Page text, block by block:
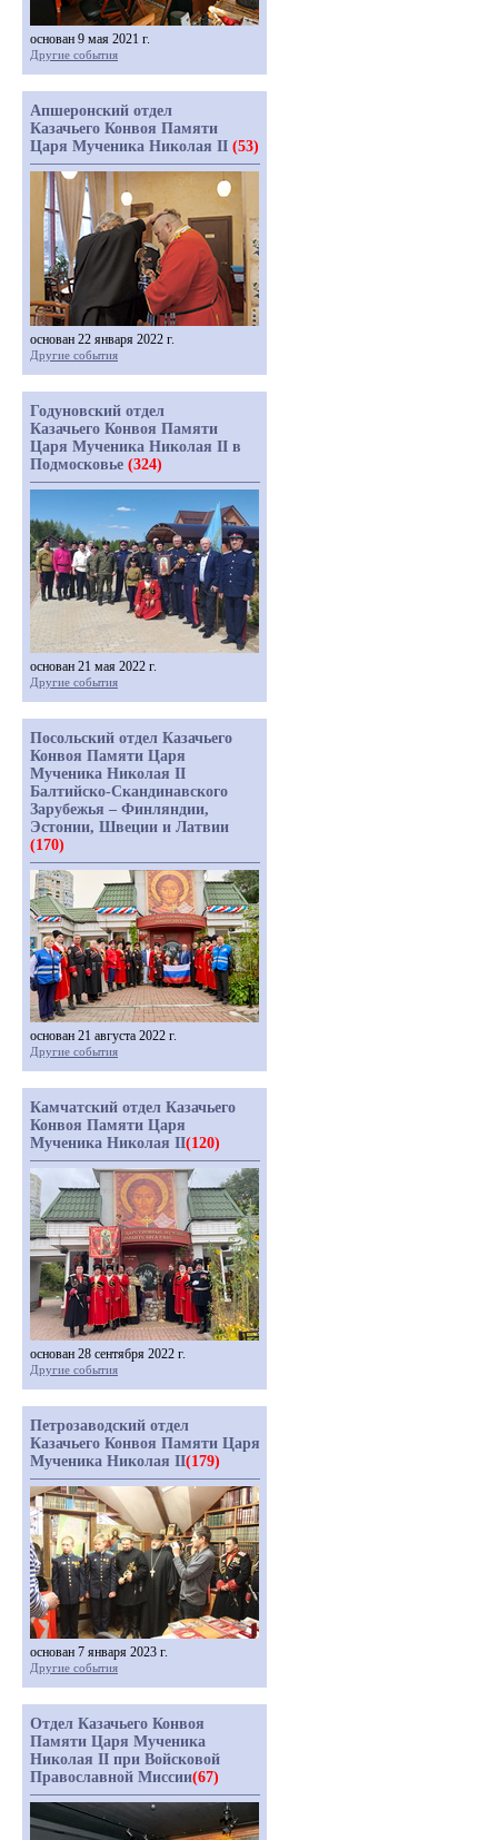
основан 9 мая 2021 г.
Другие события
Апшеронский отдел
Казачьего Конвоя Памяти
Царя Мученика Николая II (53)
основан 22 января 2022 г.
Другие события
Годуновский отдел
Казачьего Конвоя Памяти
Царя Мученика Николая II в
Подмосковье (324)
основан 21 мая 2022 г.
Другие события
Посольский отдел Казачьего
Конвоя Памяти Царя
Мученика Николая II
Балтийско-Скандинавского
Зарубежья – Финляндии,
Эстонии, Швеции и Латвии
(170)
основан 21 августа 2022 г.
Другие события
Камчатский отдел Казачьего
Конвоя Памяти Царя
Мученика Николая II(120)
основан 28 сентября 2022 г.
Другие события
Петрозаводский отдел
Казачьего Конвоя Памяти Царя
Мученика Николая II(179)
основан 7 января 2023 г.
Другие события
Отдел Казачьего Конвоя
Памяти Царя Мученика
Николая II при Войсковой
Православной Миссии(67)